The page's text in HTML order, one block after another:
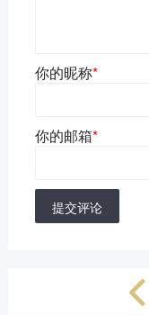
你的昵称*
你的邮箱*
提交评论